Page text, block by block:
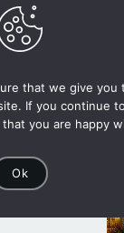
ข้อมูลthat we give you
If you continue
you are happy
Ok